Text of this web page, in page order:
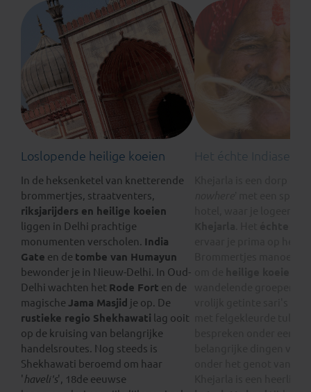
Loslopende heilige koeien
In de heksenketel van knetterende
brommertjes, straatventers,
riksjarijders en heilige koeien
liggen in Delhi prachtige
monumenten verscholen. India
Gate en de tombe van Humayun
bewonder je in Nieuw-Delhi. In Oud-
Delhi wachten het Rode Fort en de
magische Jama Masjid je op. De
rustieke regio Shekhawati lag ooit
op de kruising van belangrijke
handelsroutes. Nog steeds is
Shekhawati beroemd om haar
'haveli's', 18de eeuwse
Het échte Indiase